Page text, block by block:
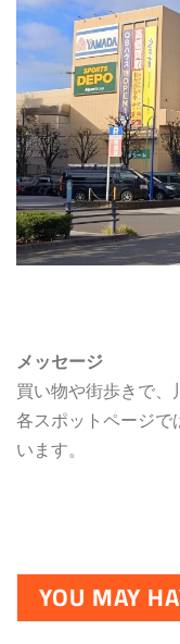
メッセージ
買い物や街歩きで、
各スポットページで
います。
YOU MAY